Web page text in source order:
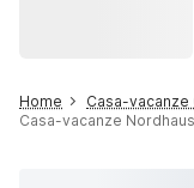
Home Casa-vacanze
Casa-vacanze